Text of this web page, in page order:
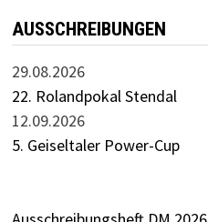
AUSSCHREIBUNGEN
29.08.2026
22. Rolandpokal Stendal
12.09.2026
5. Geiseltaler Power-Cup